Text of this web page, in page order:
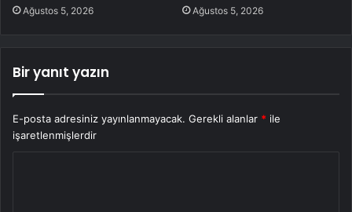
Ağustos 5, 2026 Ağustos 5, 2026
Bir yanıt yazın
E-posta adresiniz yayınlanmayacak. Gerekli alanlar * ile
işaretlenmişlerdir